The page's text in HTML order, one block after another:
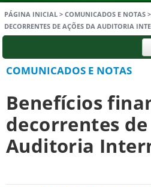
PÁGINA INICIAL > COMUNICADOS E NOTAS >
DECORRENTES DE AÇÕES DA AUDITORIA
COMUNICADOS E NOTAS
Benefícios
decorrentes de
Auditoria